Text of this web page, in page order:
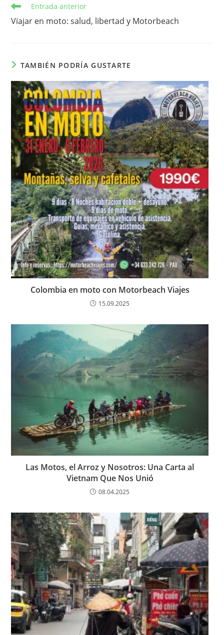
Leer
artículos
Entrada anterior
Viajar en moto: salud, libertad y Motorbeach
TAMBIÉN PODRÍA GUSTARTE
Colombia en moto con Motorbeach Viajes
15.09.2025
Las Motos, el Arroz y Nosotros: Una Carta al
Vietnam Que Nos Unió
08.04.2025